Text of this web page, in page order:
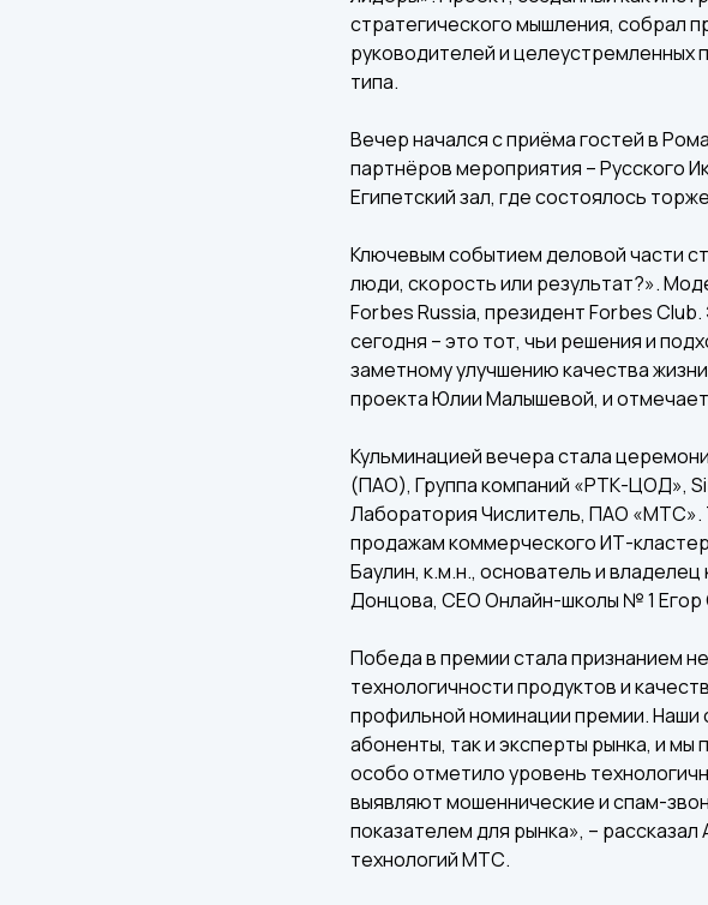
стратегического мышления, собрал
руководителей и целеустремленных
типа.
Вечер начался с приёма гостей в
партнёров мероприятия – Русского
Египетский зал, где состоялось
Ключевым событием деловой части
люди, скорость или результат?».
Forbes Russia, президент Forbes
сегодня – это тот, чьи решения и
заметному улучшению качества
проекта Юлии Малышевой, и
Кульминацией вечера стала
(ПАО), Группа компаний «РТК-ЦОД»,
Лаборатория Числитель, ПАО «МТС».
продажам коммерческого ИТ-
Баулин, к.м.н., основатель и владелец
Донцова, CEO Онлайн-школы № 1 Егор
Победа в премии стала признанием
технологичности продуктов и
профильной номинации премии. Наши
абоненты, так и эксперты рынка, и
особо отметило уровень
выявляют мошеннические и спам-
показателем для рынка», –
технологий МТС.